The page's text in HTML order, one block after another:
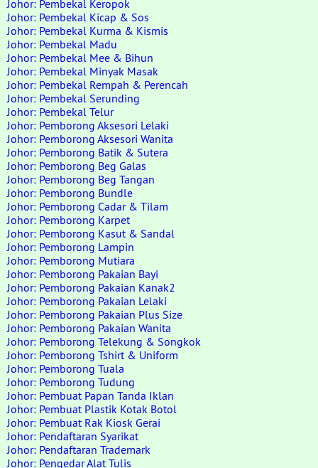
Johor: Pembekal Keropok
Johor: Pembekal Kicap & Sos
Johor: Pembekal Kurma & Kismis
Johor: Pembekal Madu
Johor: Pembekal Mee & Bihun
Johor: Pembekal Minyak Masak
Johor: Pembekal Rempah & Perencah
Johor: Pembekal Serunding
Johor: Pembekal Telur
Johor: Pemborong Aksesori Lelaki
Johor: Pemborong Aksesori Wanita
Johor: Pemborong Batik & Sutera
Johor: Pemborong Beg Galas
Johor: Pemborong Beg Tangan
Johor: Pemborong Bundle
Johor: Pemborong Cadar & Tilam
Johor: Pemborong Karpet
Johor: Pemborong Kasut & Sandal
Johor: Pemborong Lampin
Johor: Pemborong Mutiara
Johor: Pemborong Pakaian Bayi
Johor: Pemborong Pakaian Kanak2
Johor: Pemborong Pakaian Lelaki
Johor: Pemborong Pakaian Plus Size
Johor: Pemborong Pakaian Wanita
Johor: Pemborong Telekung & Songkok
Johor: Pemborong Tshirt & Uniform
Johor: Pemborong Tuala
Johor: Pemborong Tudung
Johor: Pembuat Papan Tanda Iklan
Johor: Pembuat Plastik Kotak Botol
Johor: Pembuat Rak Kiosk Gerai
Johor: Pendaftaran Syarikat
Johor: Pendaftaran Trademark
Johor: Pengedar Alat Tulis